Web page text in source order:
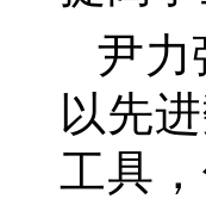
尹力
以先
工具